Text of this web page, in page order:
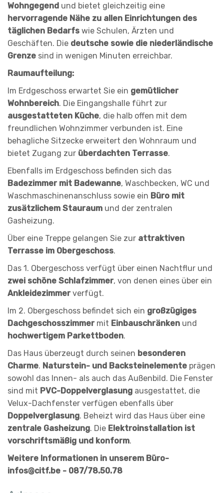
Wohngegend und bietet gleichzeitig eine
hervorragende Nähe zu allen Einrichtungen des
täglichen Bedarfs wie Schulen, Ärzten und
Geschäften. Die deutsche sowie die niederländische
Grenze sind in wenigen Minuten erreichbar.
Raumaufteilung:
Im Erdgeschoss erwartet Sie ein gemütlicher
Wohnbereich. Die Eingangshalle führt zur
ausgestatteten Küche, die halb offen mit dem
freundlichen Wohnzimmer verbunden ist. Eine
behagliche Sitzecke erweitert den Wohnraum und
bietet Zugang zur überdachten Terrasse.
Ebenfalls im Erdgeschoss befinden sich das
Badezimmer mit Badewanne, Waschbecken, WC und
Waschmaschinenanschluss sowie ein Büro mit
zusätzlichem Stauraum und der zentralen
Gasheizung.
Über eine Treppe gelangen Sie zur attraktiven
Terrasse im Obergeschoss.
Das 1. Obergeschoss verfügt über einen Nachtflur und
zwei schöne Schlafzimmer, von denen eines über ein
Ankleidezimmerverfügt.
Im 2. Obergeschoss befindet sich ein großzügiges
Dachgeschosszimmermit Einbauschränken und
hochwertigem Parkettboden.
Das Haus überzeugt durch seinen besonderen
Charme. Naturstein- und Backsteinelemente prägen
sowohl das Innen- als auch das Außenbild. Die Fenster
sind mit PVC-Doppelverglasung ausgestattet, die
Velux-Dachfenster verfügen ebenfalls über
Doppelverglasung. Beheizt wird das Haus über eine
zentrale Gasheizung. Die Elektroinstallation ist
vorschriftsmäßig und konform.
Weitere Informationen in unserem Büro-
infos@citf.be - 087/78.50.78